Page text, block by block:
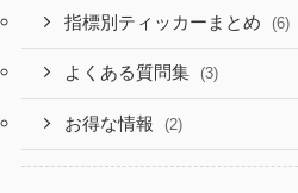
指標別ティッカーまとめ (6)
よくある質問集 (3)
お得な情報 (2)